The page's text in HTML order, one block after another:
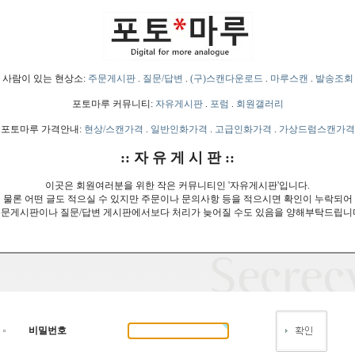
사람이 있는 현상소: 주문게시판. 질문/답변 . (구)스캔다운로드 . 마루스캔 . 발송조회
포토마루 커뮤니티: 자유게시판. 포럼 . 회원갤러리
포토마루 가격안내: 현상/스캔가격 . 일반인화가격 . 고급인화가격 . 가상드럼스캔가격
:: 자 유 게 시 판 ::
이곳은 회원여러분을 위한 작은 커뮤니티인 '자유게시판'입니다.
물론 어떤 글도 적으실 수 있지만 주문이나 문의사항 등을 적으시면 확인이 누락되어
게시판이나 질문/답변 게시판에서보다 처리가 늦어질 수도 있음을 양해부탁드립니
비밀번호